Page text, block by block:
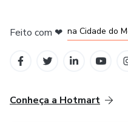
Feito com ❤ na Cidade do
Conheça a Hotmart